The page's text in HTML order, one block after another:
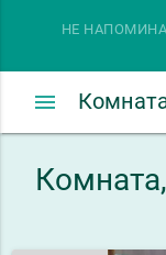
НЕ
menu